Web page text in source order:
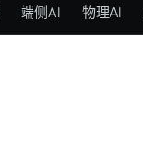
端侧AI 物理AI